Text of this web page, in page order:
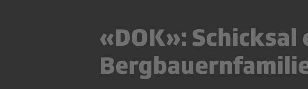
«DOK»: Schicksal